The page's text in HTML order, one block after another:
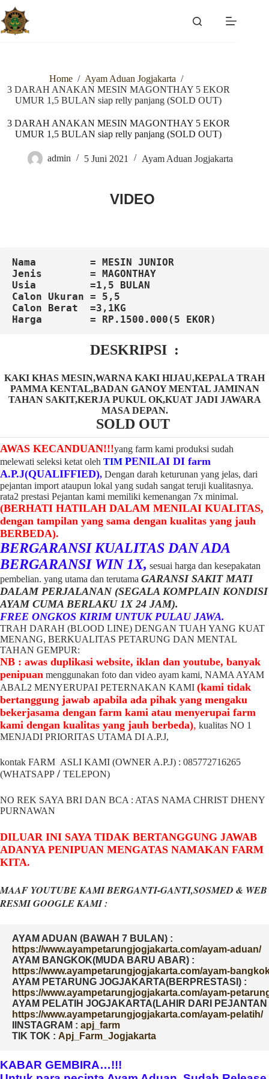
Skip
to
content
Home / Ayam Aduan Jogjakarta /
3 DARAH ANAKAN MESIN MAGONTHAY 5 EKOR
UMUR 1,5 BULAN siap relly panjang (SOLD OUT)
3 DARAH ANAKAN MESIN MAGONTHAY 5 EKOR
UMUR 1,5 BULAN siap relly panjang (SOLD OUT)
admin 5 Juni 2021 Ayam Aduan Jogjakarta
VIDEO
Nama
= MESIN JUNIOR
Jenis
= MAGONTHAY
Usia
=1,5 BULAN
Calon Ukuran = 5,5
Calon Berat  =3,1KG
Harga
= RP.1500.000(5 EKOR)
DESKRIPSI :
KAKI KHAS MESIN,WARNA KAKI HIJAU,KEPALA TRAH
PAMMA KENTAL,BADAN GANOY MENTAL JAMINAN
TAHAN SAKIT,KERJA PUKUL OK,KUAT JADI JAWARA
MASA DEPAN.
SOLD OUT
AWAS KECANDUAN!!!yang farm kami produksi sudah
melewati seleksi ketat oleh TIM PENILAI DI farm
A.P.J(QUALIFFIED), Dengan darah keturunan yang jelas, dari
pejantan import ataupun lokal yang sudah sangat teruji kualitasnya.
rata2 prestasi Pejantan kami memiliki kemenangan 7x minimal.
(BERHATI HATILAH DALAM MENILAI KUALITAS,
dengan tampilan yang sama dengan kualitas yang jauh
BERBEDA).
BERGARANSI KUALITAS DAN ADA
BERGARANSI WIN 1X, sesuai harga dan kesepakatan
pembelian. yang utama dan terutama GARANSI SAKIT MATI
DALAM PERJALANAN (SEGALA KOMPLAIN KONDISI
AYAM CUMA BERLAKU 1X 24 JAM).
FREE ONGKOS KIRIM UNTUK PULAU JAWA.
TRAH DARAH (BLOOD LINE) DENGAN TUAH YANG KUAT
MENANG, BERKUALITAS PETARUNG DAN MENTAL
TAHAN GEMPUR:
NB : awas duplikasi website, iklan dan youtube, banyak
penipuan menggunakan foto dan video ayam kami, NAMA AYAM
ABAL2 MENYERUPAI PETERNAKAN KAMI (kami tidak
bertanggung jawab apabila ada pihak yang mengaku
bekerjasama dengan farm kami atau menyerupai farm
kami dengan kualitas yang jauh berbeda), kualitas NO 1
MENJADI PRIORITAS UTAMA DI A.P.J,
kontak FARM ASLI KAMI (OWNER A.P.J) : 085772716265
(WHATSAPP / TELEPON)
NO REK SAYA BRI DAN BCA : ATAS NAMA CHRIST DHENY
PURNAWAN
DILUAR INI SAYA TIDAK BERTANGGUNG JAWAB
ADANYA PENIPUAN MENGATAS NAMAKAN FARM
KITA.
MAAF YOUTUBE KAMI BERGANTI-GANTI,SOSMED & WEB
RESMI GOOGLE KAMI :
AYAM ADUAN (BAWAH 7 BULAN) :
AYAM BANGKOK(MUDA BARU ABAR) :
AYAM PETARUNG JOGJAKARTA(BERPRESTASI) :
AYAM PELATIH JOGJAKARTA(LAHIR DARI
IINSTAGRAM :
TIK TOK : Apj_Farm_Jogjakarta
KABAR GEMBIRA…!!!